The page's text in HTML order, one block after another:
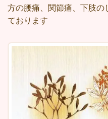
方の腰痛、関節痛、下肢の
ております